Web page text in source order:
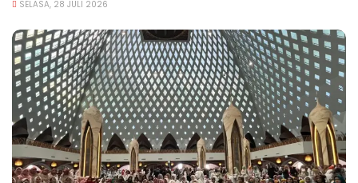
SELASA, 28 JULI 2026